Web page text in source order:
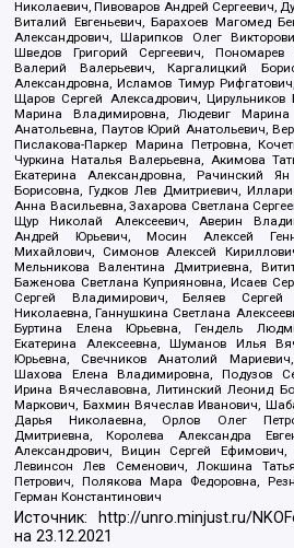
Николаевич, Пивоваров Андрей Сергеевич,
Виталий Евгеньевич, Барахоев Магомед
Александрович, Шарипков Олег
Шведов Григорий Сергеевич,
Валерий Валерьевич, Каргалицкий
Александровна, Исламов Тимур
Щаров Сергей Алексадрович, Цирульников
Марина Владимировна, Людевиг Марина
Анатольевна, Паутов Юрий Анатольевич,
Пислакова-Паркер Марина Петровна,
Чуркина Наталья Валерьевна, Акимова
Екатерина Александровна, Рачинский
Борисовна, Гудков Лев Дмитриевич,
Анна Васильевна, Захарова Светлана
Щур Николай Алексеевич, Аверин
Андрей Юрьевич, Мосин Алексей
Михайлович, Симонов Алексей
Мельникова Валентина Дмитриевна,
Баженова Светлана Куприяновна, Исаев
Сергей Владимирович, Беляев Сергей
Николаевна, Ганнушкина Светлана
Буртина Елена Юрьевна, Гендель
Екатерина Алексеевна, Шуманов Илья
Юрьевна, Свечников Анатолий
Шахова Елена Владимировна, Подузов
Ирина Вячеславовна, Литинский Леонид
Маркович, Бахмин Вячеслав Иванович,
Дарья Николаевна, Орлов Олег
Дмитриевна, Королева Александра
Александрович, Вицин Сергей Ефимович,
Левинсон Лев Семенович, Локшина
Петрович, Полякова Мара Федоровна,
Герман Константинович
Источник: http://unro.minjust.ru/
на23.12.2021